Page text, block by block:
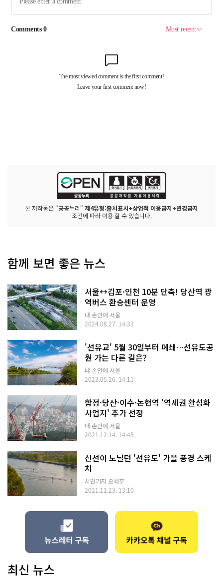
본 저작물은 "공공누리" 제4유형:출처표시+상업적 이용금지+변경금지
조건에 따라 이용 할 수 있습니다.
함께 보면 좋은 뉴스
서울↔김포·인천 10분 단축! 당산역 광
역버스 환승센터 운영
내 손안에 서울
2024.08.27. 14:33
'선유교' 5월 30일부터 폐쇄…선유도공
원 가는 다른 길은?
내 손안에 서울
2023.05.26. 14:11
합정·당산·이수·논현역 '역세권 활성화
사업지' 추가 선정
내 손안에 서울
2021.12.14. 14:45
신선이 노닐던 '선유도' 가을 풍경 스케
치
시민기자 오세훈
2021.11.23. 13:10
최신 뉴스